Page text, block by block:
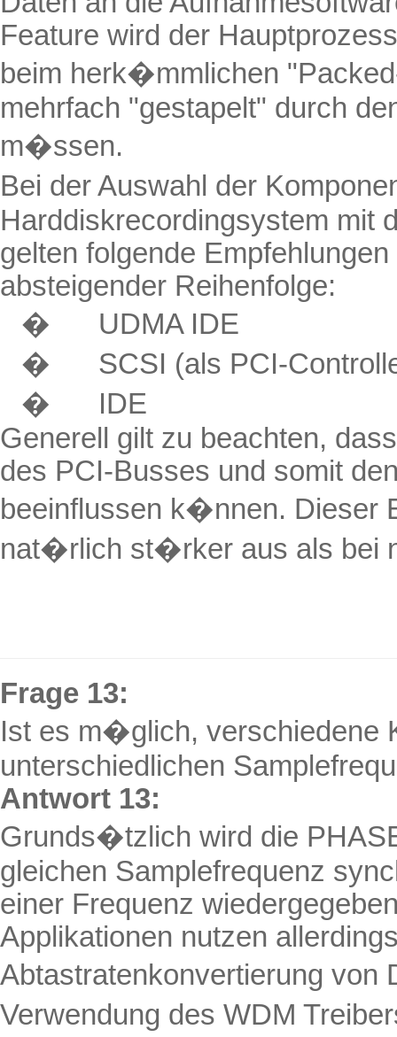
Feature wird der
beim herk�mmlichen "
mehrfach "gestapelt" durch
m�ssen.
Bei der Auswahl der
Harddiskrecordingsystem mit
gelten folgende
absteigender Reihenfolge:
�
UDMA IDE
�
SCSI (als PCI-
�
IDE
Generell gilt zu beachten,
des PCI-Busses und somit
beeinflussen k�nnen. Dieser
nat�rlich st�rker aus als bei
Frage 13:
Ist es m�glich, verschiedene
unterschiedlichen
Antwort 13:
Grunds�tzlich wird die
gleichen Samplefrequenz
einer Frequenz
Applikationen nutzen
Abtastratenkonvertierung von
Verwendung des WDM